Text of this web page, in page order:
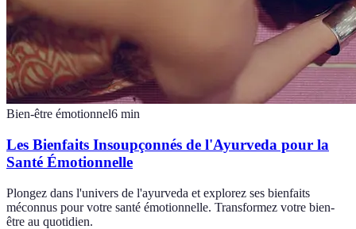
Bien-être émotionnel6 min
Les Bienfaits Insoupçonnés de l'Ayurveda pour la
Santé Émotionnelle
Plongez dans l'univers de l'ayurveda et explorez ses bienfaits
méconnus pour votre santé émotionnelle. Transformez votre bien-
être au quotidien.